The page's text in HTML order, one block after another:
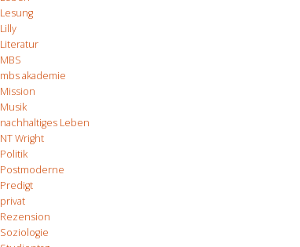
Lesung
Lilly
Literatur
MBS
mbs akademie
Mission
Musik
nachhaltiges Leben
NT Wright
Politik
Postmoderne
Predigt
privat
Rezension
Soziologie